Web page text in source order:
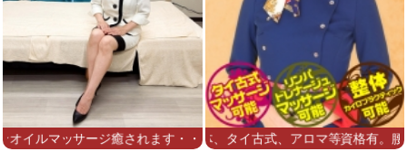
ジ癒されます・・・♪
スト歴20年程。整体、タイ古式、アロマ等資格有。腰痛、肩コリ、